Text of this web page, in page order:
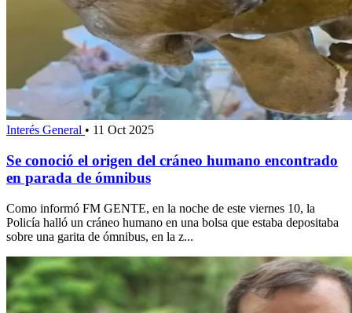
Interés General • 11 Oct 2025
Se conoció el origen del cráneo humano encontrado
en parada de ómnibus
Como informó FM GENTE, en la noche de este viernes 10, la
Policía halló un cráneo humano en una bolsa que estaba depositaba
sobre una garita de ómnibus, en la z...